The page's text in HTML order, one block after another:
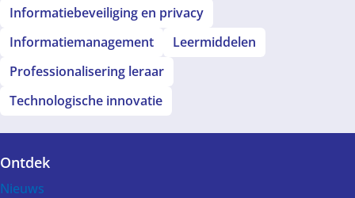
Informatiebeveiliging en privacy
Informatiemanagement
Leermiddelen
Professionalisering leraar
Technologische innovatie
Voet
Ontdek
Nieuws